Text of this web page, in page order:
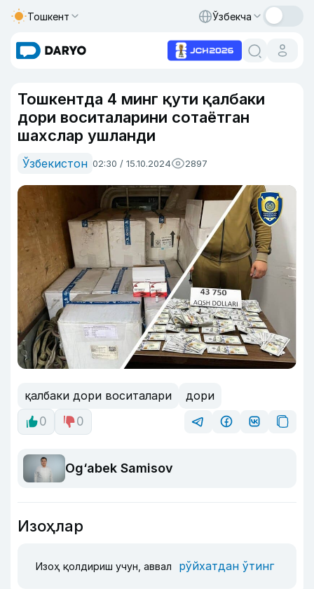
Тошкент Ўзбекча
Тошкентда 4 минг қути қалбаки
дори воситаларини сотаётган
шахслар ушланди
Ўзбекистон 02:30 / 15.10.2024 2897
қалбаки дори воситалари
дори
0
0
Og‘abek Samisov
Изоҳлар
Изоҳ қолдириш учун, аввал рўйхатдан ўтинг